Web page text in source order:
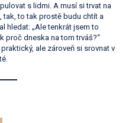
s lidmi. A musí si trvat na
tak, to tak prostě budu chtít a
hledat: „Ale tenkrát jsem to
proč dneska na tom trváš?“
ale zároveň si srovnat v